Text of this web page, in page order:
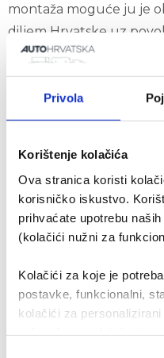
Privola
Korištenje kolačića
Ova stranica koristi
korisničko iskustvo.
prihvaćate upotrebu
(kolačići nužni za
Kolačići za koje je
postavke, funkcionalni,
kolačići za
montaža moguće ju je
diljem Hrvatske uz
komplikacija oko
se također možete
Gume koje se nalaze
proizvodnje, a ono što
uvjetima tako da su
sačuvana kako se
datuma proizvodnje.
ispravno skladištenje
godina od DOT oznake
Broj komentara: 0
Kategorije: Blog